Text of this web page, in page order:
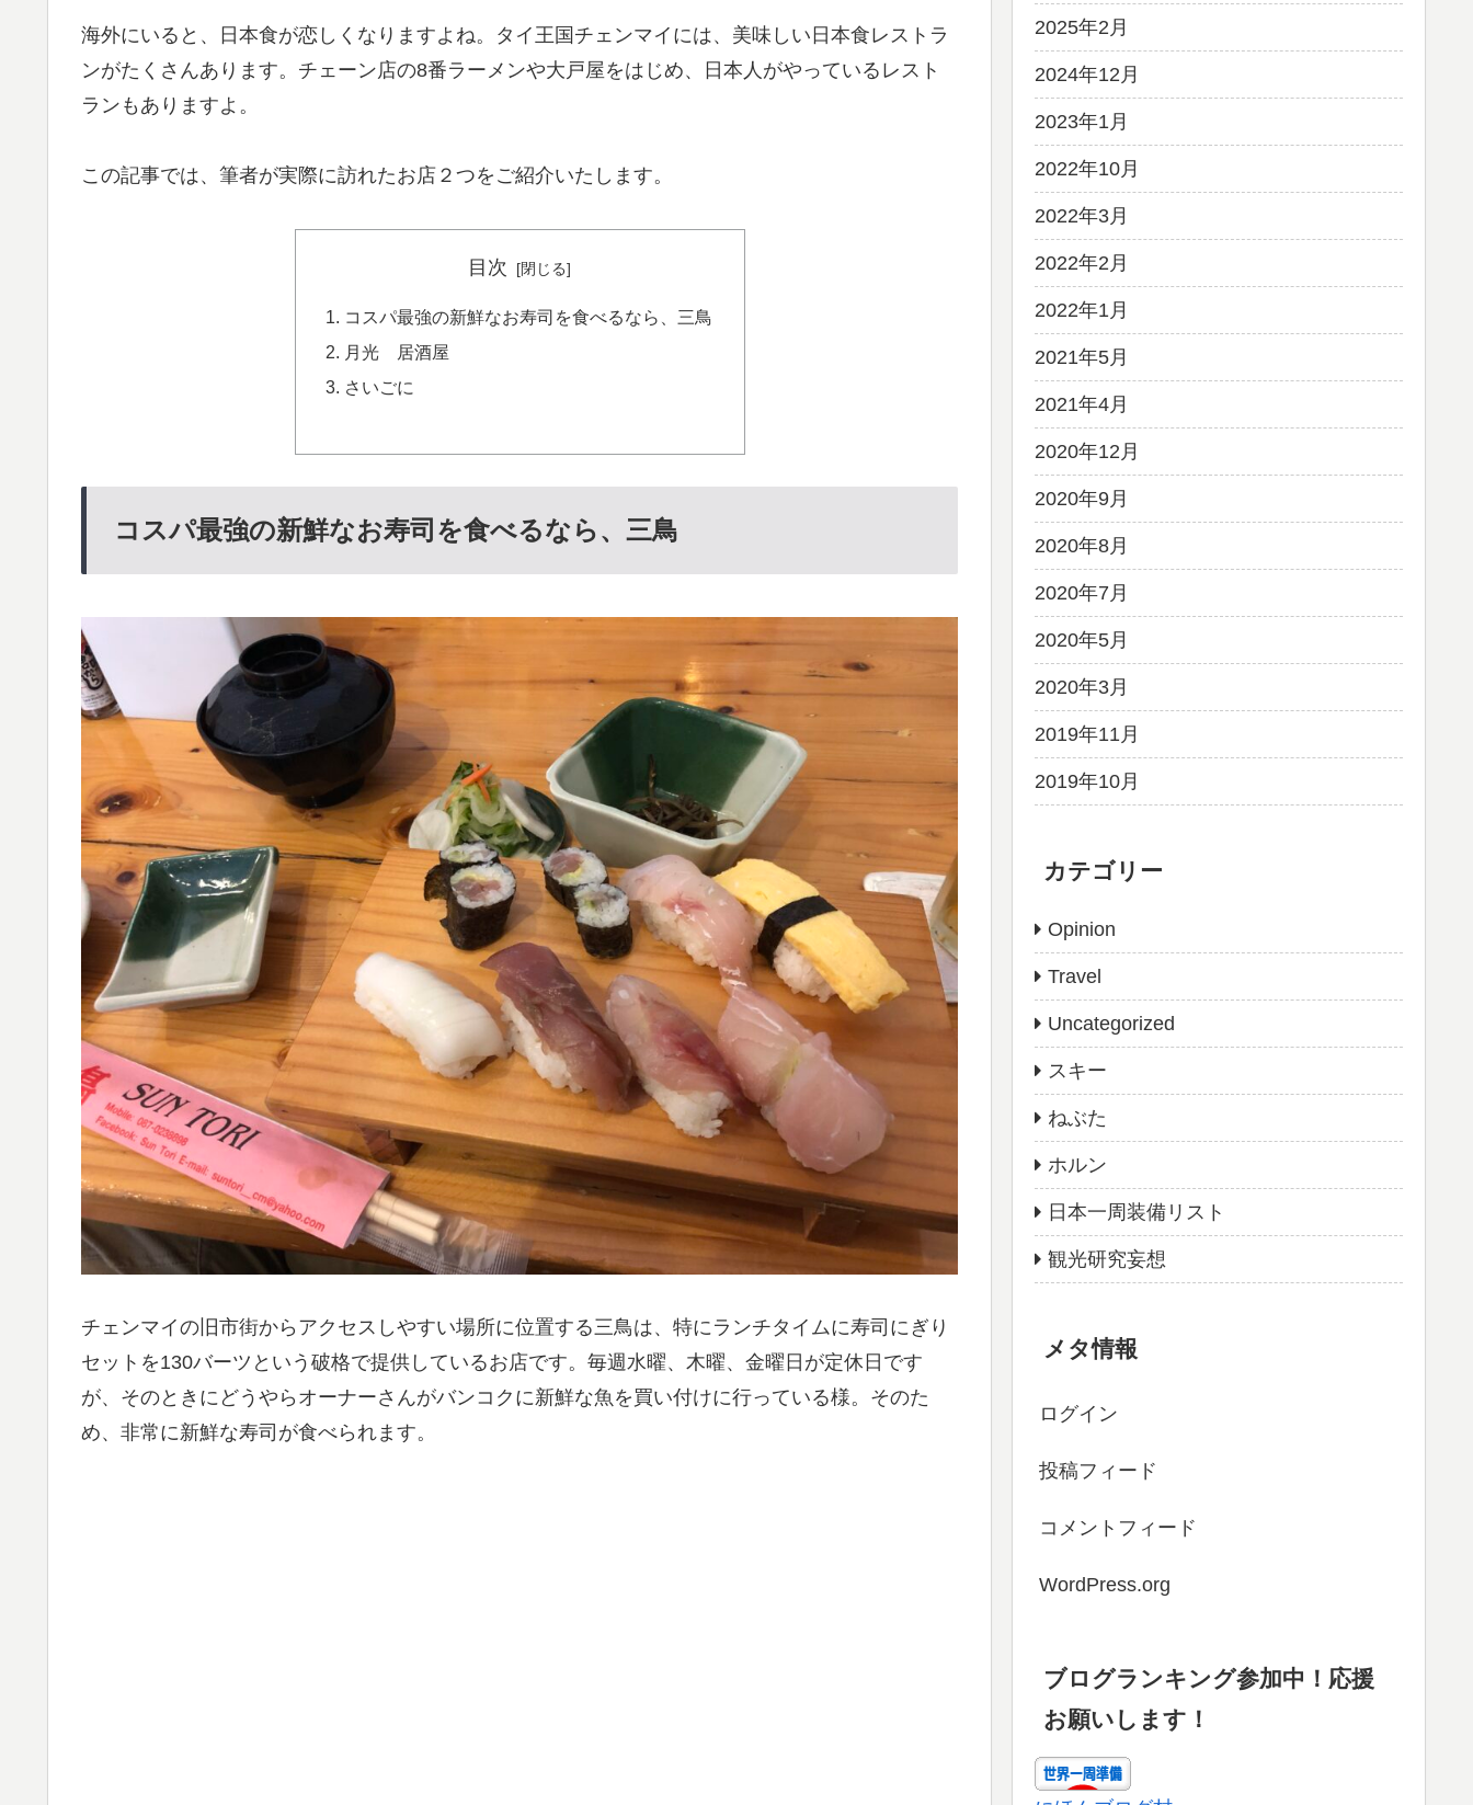
海外にいると、日本食が恋しくなりますよね。タイ王国チェンマイには、美味しい日本食レストラ
ンがたくさんあります。チェーン店の8番ラーメンや大戸屋をはじめ、日本人がやっているレスト
ランもありますよ。
この記事では、筆者が実際に訪れたお店２つをご紹介いたします。
目次
コスパ最強の新鮮なお寿司を食べるなら、三鳥
月光 居酒屋
さいごに
コスパ最強の新鮮なお寿司を食べるなら、三鳥
チェンマイの旧市街からアクセスしやすい場所に位置する三鳥は、特にランチタイムに寿司にぎり
セットを130バーツという破格で提供しているお店です。毎週水曜、木曜、金曜日が定休日です
が、そのときにどうやらオーナーさんがバンコクに新鮮な魚を買い付けに行っている様。そのた
め、非常に新鮮な寿司が食べられます。
2025年2月
2024年12月
2023年1月
2022年10月
2022年3月
2022年2月
2022年1月
2021年5月
2021年4月
2020年12月
2020年9月
2020年8月
2020年7月
2020年5月
2020年3月
2019年11月
2019年10月
カテゴリー
Opinion
Travel
Uncategorized
スキー
ねぶた
ホルン
日本一周装備リスト
観光研究妄想
メタ情報
ログイン
投稿フィード
コメントフィード
WordPress.org
ブログランキング参加中！応援
お願いします！